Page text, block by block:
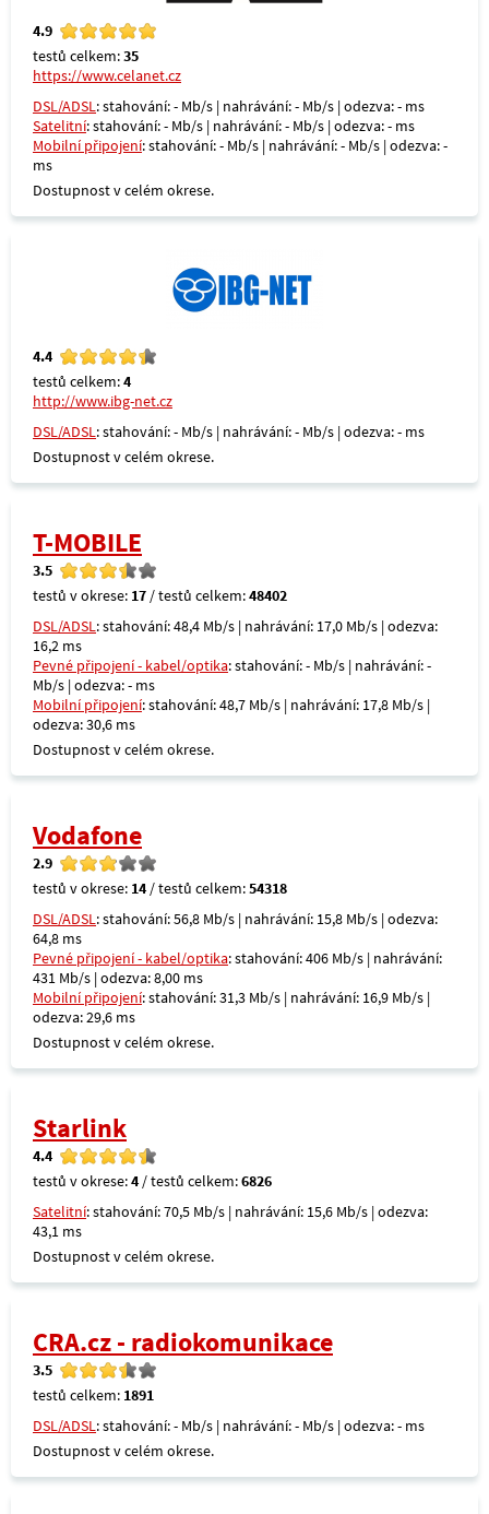
4.9
testů celkem:35
https://www.celanet.cz
DSL/ADSL: stahování: - Mb/s | nahrávání: - Mb/s | odezva: - ms
Satelitní: stahování: - Mb/s | nahrávání: - Mb/s | odezva: - ms
Mobilní připojení: stahování: - Mb/s | nahrávání: - Mb/s | odezva: -
ms
Dostupnost v celém okrese.
4.4
testů celkem:4
http://www.ibg-net.cz
DSL/ADSL: stahování: - Mb/s | nahrávání: - Mb/s | odezva: - ms
Dostupnost v celém okrese.
T-MOBILE
3.5
testů v okrese: 17 / testů celkem:48402
DSL/ADSL: stahování: 48,4 Mb/s | nahrávání: 17,0 Mb/s | odezva:
16,2 ms
Pevné připojení - kabel/optika: stahování: - Mb/s | nahrávání: -
Mb/s | odezva: - ms
Mobilní připojení: stahování: 48,7 Mb/s | nahrávání: 17,8 Mb/s |
odezva: 30,6 ms
Dostupnost v celém okrese.
Vodafone
2.9
testů v okrese: 14 / testů celkem:54318
DSL/ADSL: stahování: 56,8 Mb/s | nahrávání: 15,8 Mb/s | odezva:
64,8 ms
Pevné připojení - kabel/optika: stahování: 406 Mb/s | nahrávání:
431 Mb/s | odezva: 8,00 ms
Mobilní připojení: stahování: 31,3 Mb/s | nahrávání: 16,9 Mb/s |
odezva: 29,6 ms
Dostupnost v celém okrese.
Starlink
4.4
testů v okrese:4 / testů celkem:6826
Satelitní: stahování: 70,5 Mb/s | nahrávání: 15,6 Mb/s | odezva:
43,1 ms
Dostupnost v celém okrese.
CRA.cz - radiokomunikace
3.5
testů celkem: 1891
DSL/ADSL: stahování: - Mb/s | nahrávání: - Mb/s | odezva: - ms
Dostupnost v celém okrese.